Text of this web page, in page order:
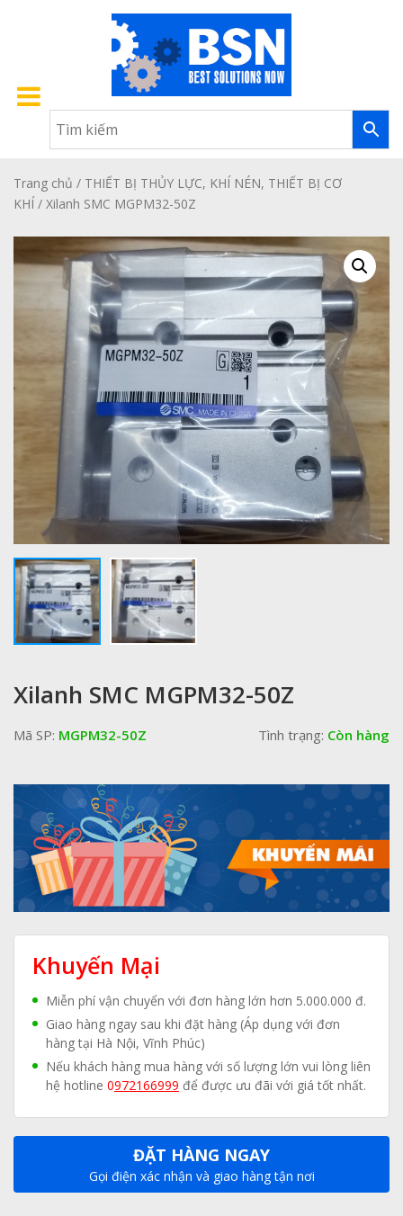
Trang chủ / THIẾT BỊ THỦY LỰC, KHÍ NÉN, THIẾT BỊ CƠ
KHÍ / Xilanh SMC MGPM32-50Z
Xilanh SMC MGPM32-50Z
Mã SP: MGPM32-50Z Tình trạng: Còn hàng
Khuyến Mại
Miễn phí vận chuyển với đơn hàng lớn hơn 5.000.000 đ.
Giao hàng ngay sau khi đặt hàng (Áp dụng với đơn
hàng tại Hà Nội, Vĩnh Phúc)
Nếu khách hàng mua hàng với số lượng lớn vui lòng liên
hệ hotline 0972166999 để được ưu đãi với giá tốt nhất.
ĐẶT HÀNG NGAY
Gọi điện xác nhận và giao hàng tận nơi